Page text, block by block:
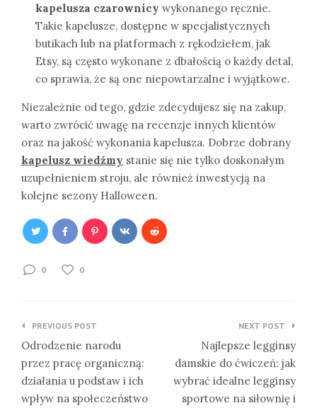
kapelusza czarownicy wykonanego ręcznie.
Takie kapelusze, dostępne w specjalistycznych
butikach lub na platformach z rękodziełem, jak
Etsy, są często wykonane z dbałością o każdy detal,
co sprawia, że są one niepowtarzalne i wyjątkowe.
Niezależnie od tego, gdzie zdecydujesz się na zakup,
warto zwrócić uwagę na recenzje innych klientów
oraz na jakość wykonania kapelusza. Dobrze dobrany
kapelusz wiedźmy stanie się nie tylko doskonałym
uzupełnieniem stroju, ale również inwestycją na
kolejne sezony Halloween.
0 0
Nawigacja
wpisu
PREVIOUS POST
Odrodzenie narodu
przez pracę organiczną:
działania u podstaw i ich
wpływ na społeczeństwo
NEXT POST
Najlepsze legginsy
damskie do ćwiczeń: jak
wybrać idealne legginsy
sportowe na siłownię i